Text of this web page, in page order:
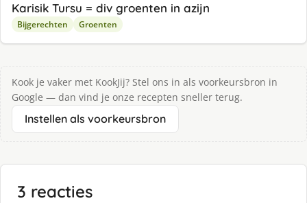
Karisik Tursu = div groenten in azijn
Bijgerechten Groenten
Kook je vaker met KookJij? Stel ons in als voorkeursbron in
Google — dan vind je onze recepten sneller terug.
Instellen als voorkeursbron
3 reacties